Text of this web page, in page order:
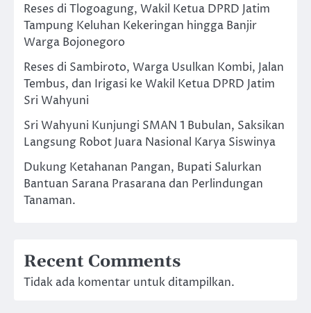
Reses di Tlogoagung, Wakil Ketua DPRD Jatim
Tampung Keluhan Kekeringan hingga Banjir
Warga Bojonegoro
Reses di Sambiroto, Warga Usulkan Kombi, Jalan
Tembus, dan Irigasi ke Wakil Ketua DPRD Jatim
Sri Wahyuni
Sri Wahyuni Kunjungi SMAN 1 Bubulan, Saksikan
Langsung Robot Juara Nasional Karya Siswinya
Dukung Ketahanan Pangan, Bupati Salurkan
Bantuan Sarana Prasarana dan Perlindungan
Tanaman.
Recent Comments
Tidak ada komentar untuk ditampilkan.